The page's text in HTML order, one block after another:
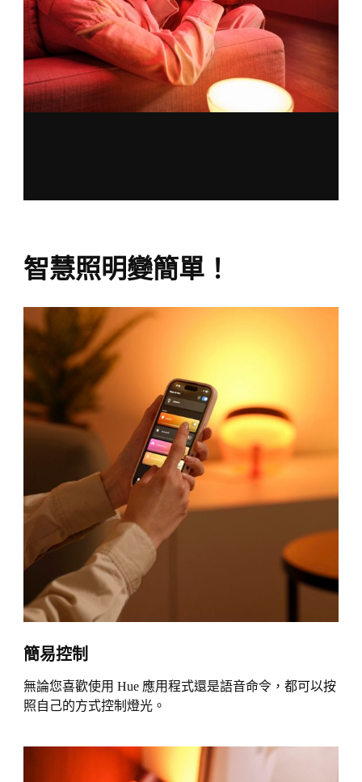
智慧照明變簡單！
簡易控制
無論您喜歡使用 Hue 應用程式還是語音命令，都可以按
照自己的方式控制燈光。